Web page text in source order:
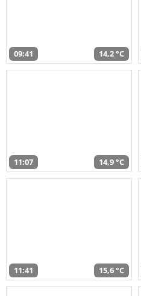
09:41 14,2 °C
11:07 14,9 °C
11:41 15,6 °C